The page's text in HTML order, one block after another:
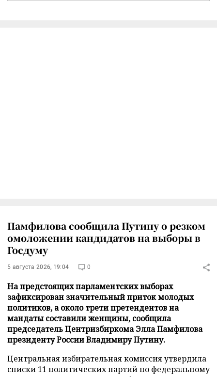
Памфилова сообщила Путину о резком
омоложении кандидатов на выборы в
Госдуму
5 августа 2026, 19:04 0
На предстоящих парламентских выборах
зафиксирован значительный приток молодых
политиков, а около трети претендентов на
мандаты составили женщины, сообщила
председатель Центризбиркома Элла Памфилова
президенту России Владимиру Путину.
Центральная избирательная комиссия утвердила
списки 11 политических партий по федеральному